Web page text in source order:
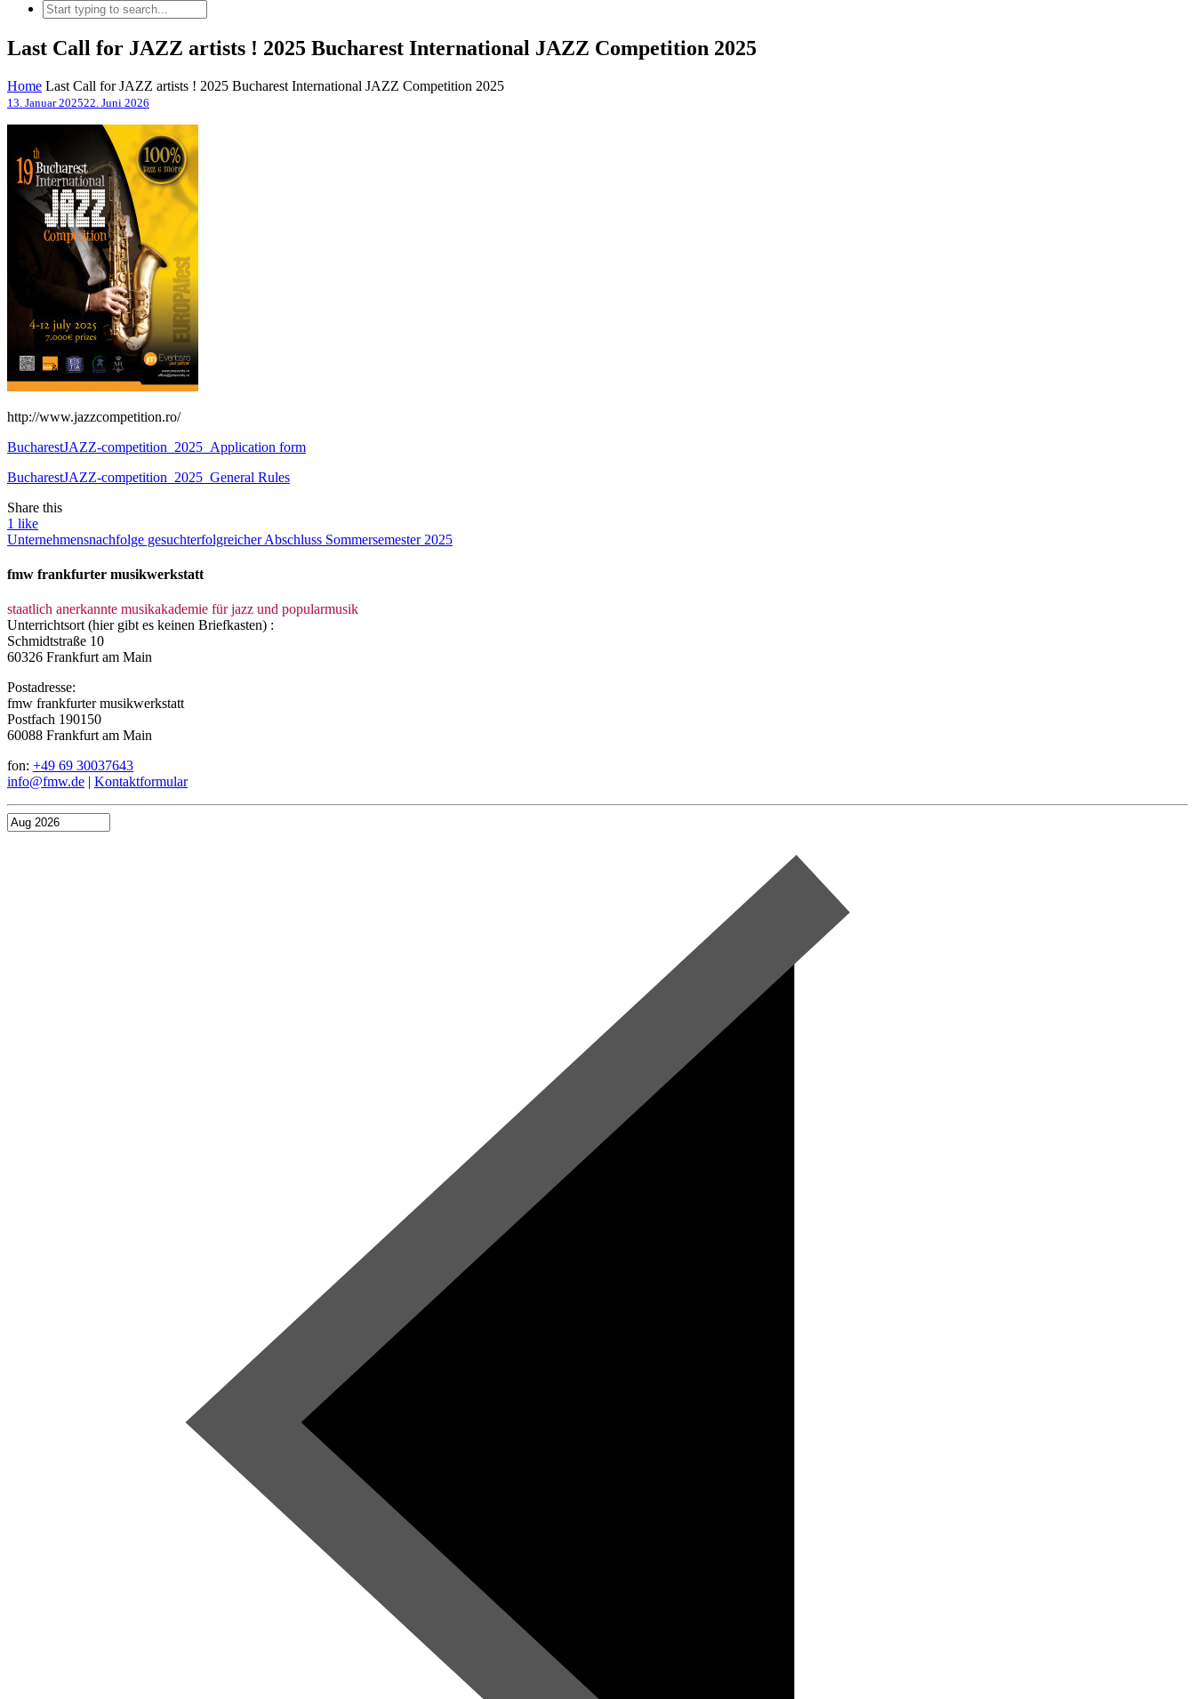
Last Call for JAZZ artists ! 2025 Bucharest International JAZZ Competition 2025
Home Last Call for JAZZ artists ! 2025 Bucharest International JAZZ Competition 2025
13. Januar 202522. Juni 2026
http://www.jazzcompetition.ro/
BucharestJAZZ-competition_2025_Application form
BucharestJAZZ-competition_2025_General Rules
Share this
1 like
Unternehmensnachfolge gesuchterfolgreicher Abschluss Sommersemester 2025
fmw frankfurter musikwerkstatt
staatlich anerkannte musikakademie für jazz und popularmusik
Unterrichtsort (hier gibt es keinen Briefkasten) :
Schmidtstraße 10
60326 Frankfurt am Main
Postadresse:
fmw frankfurter musikwerkstatt
Postfach 190150
60088 Frankfurt am Main
fon: +49 69 30037643
info@fmw.de | Kontaktformular